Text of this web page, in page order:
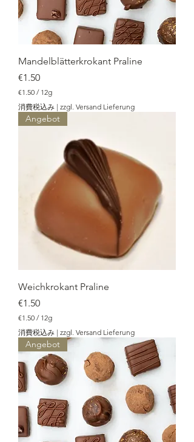
Mandelblätterkrokant Praline
価格
€1.50
€1.50 / 12g
€
1
消費税込み | zzgl. Versand Lieferung
Angebot
Weichkrokant Praline
価格
€1.50
€1.50 / 12g
€
1
0
／
1
2
g
消費税込み | zzgl. Versand Lieferung
Angebot